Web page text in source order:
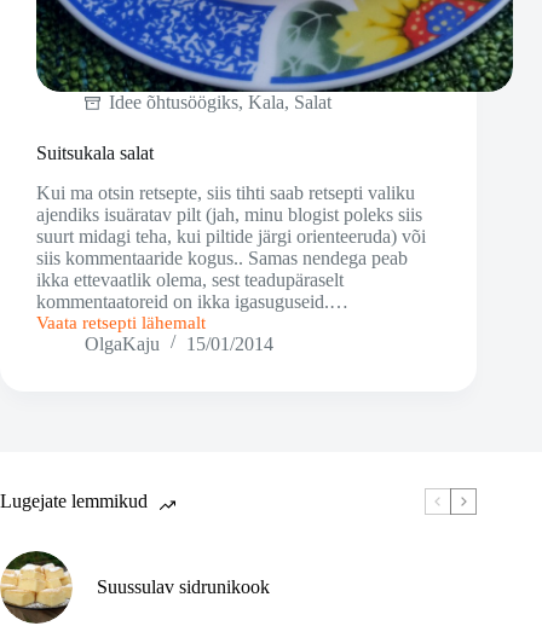
Idee õhtusöögiks, Kala, Salat
Suitsukala salat
Kui ma otsin retsepte, siis tihti saab retsepti valiku
ajendiks isuäratav pilt (jah, minu blogist poleks siis
suurt midagi teha, kui piltide järgi orienteeruda) või
siis kommentaaride kogus.. Samas nendega peab
ikka ettevaatlik olema, sest teadupäraselt
kommentaatoreid on ikka igasuguseid.…
Vaata retsepti lähemalt
Suitsukala
OlgaKaju 15/01/2014
Lugejate lemmikud
Suussulav sidrunikook